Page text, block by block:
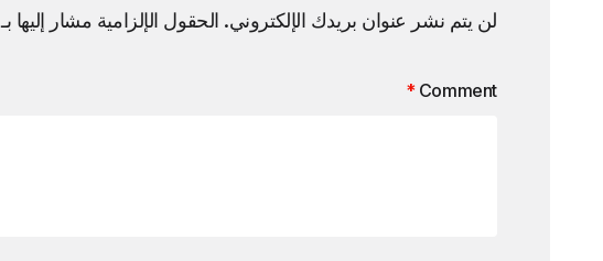
لن يتم نشر عنوان بريدك الإلكتروني. الحقول الإلزامية مشار إليها بـ
Comment
*